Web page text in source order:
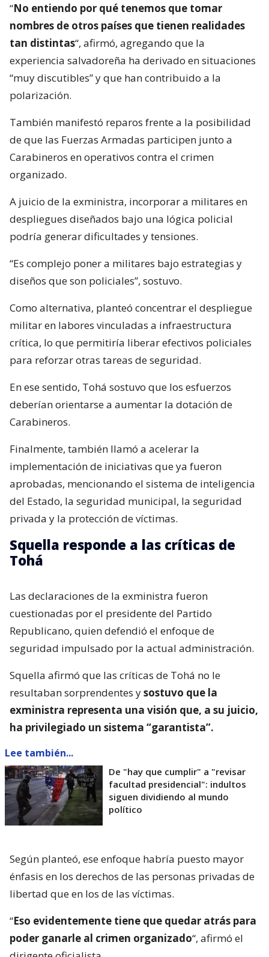
“No entiendo por qué tenemos que tomar
nombres de otros países que tienen realidades
tan distintas“, afirmó, agregando que la
experiencia salvadoreña ha derivado en situaciones
“muy discutibles” y que han contribuido a la
polarización.
También manifestó reparos frente a la posibilidad
de que las Fuerzas Armadas participen junto a
Carabineros en operativos contra el crimen
organizado.
A juicio de la exministra, incorporar a militares en
despliegues diseñados bajo una lógica policial
podría generar dificultades y tensiones.
“Es complejo poner a militares bajo estrategias y
diseños que son policiales”, sostuvo.
Como alternativa, planteó concentrar el despliegue
militar en labores vinculadas a infraestructura
crítica, lo que permitiría liberar efectivos policiales
para reforzar otras tareas de seguridad.
En ese sentido, Tohá sostuvo que los esfuerzos
deberían orientarse a aumentar la dotación de
Carabineros.
Finalmente, también llamó a acelerar la
implementación de iniciativas que ya fueron
aprobadas, mencionando el sistema de inteligencia
del Estado, la seguridad municipal, la seguridad
privada y la protección de víctimas.
Squella responde a las críticas de
Tohá
Las declaraciones de la exministra fueron
cuestionadas por el presidente del Partido
Republicano, quien defendió el enfoque de
seguridad impulsado por la actual administración.
Squella afirmó que las críticas de Tohá no le
resultaban sorprendentes ysostuvo que la
exministra representa una visión que, a su juicio,
ha privilegiado un sistema “garantista”.
Lee también...
De "hay que cumplir" a "revisar
facultad presidencial": indultos
siguen dividiendo al mundo
político
Según planteó, ese enfoque habría puesto mayor
énfasis en los derechos de las personas privadas de
libertad que en los de las víctimas.
“Eso evidentemente tiene que quedar atrás para
poder ganarle al crimen organizado“, afirmó el